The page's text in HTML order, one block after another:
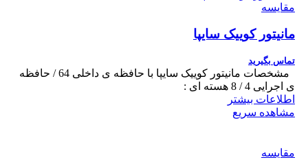
مقایسه
مانیتور کوییک سایپا
تماس بگیرید
مشخصات مانیتور کوییک سایپا با حافظه ی داخلی 64 / حافظه
ی اجرایی 4 / 8 هسته ای :
اطلاعات بیشتر
مشاهده سریع
مقایسه